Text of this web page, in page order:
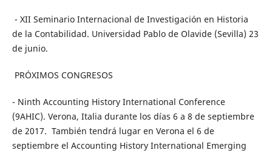
- XII Seminario Internacional de Investigación en Historia
de la Contabilidad. Universidad Pablo de Olavide (Sevilla) 23
de junio.
PRÓXIMOS CONGRESOS
- Ninth Accounting History International Conference
(9AHIC). Verona, Italia durante los días 6 a 8 de septiembre
de 2017. También tendrá lugar en Verona el 6 de
septiembre el Accounting History International Emerging